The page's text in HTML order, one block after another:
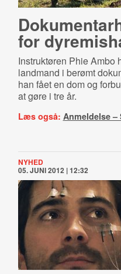
for
Instruktøren Phie Ambo
landmand i berømt
han fået en dom og
at gøre i tre år.
Læs også: Anmeldelse –
NYHED
05. JUNI 2012 | 12:32